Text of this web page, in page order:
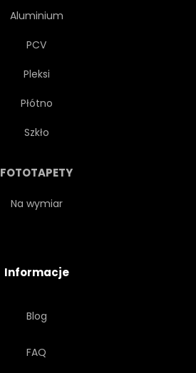
Aluminium
PCV
Pleksi
Płótno
Szkło
FOTOTAPETY
Na wymiar
Informacje
Blog
FAQ